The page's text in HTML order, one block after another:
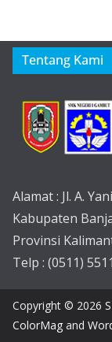
Tentang Kami
Alamat : Jl. A.
Kabupaten
Provinsi
Telp : (0511)
Copyright © 2026
ColorMag and